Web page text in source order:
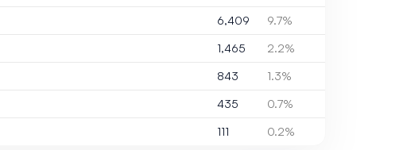
6,409 9.7%
1,465 2.2%
843 1.3%
435 0.7%
111 0.2%